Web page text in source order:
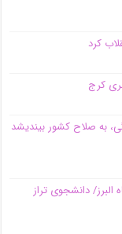
به صلاح کشور بیندیشد
البرز/ دانشجوی تراز